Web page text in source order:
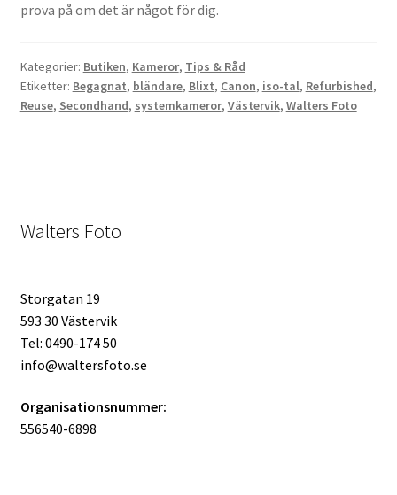
Step-ringar
DVD/CD/Tape
Minneskort
Batterier för Canon
Batterier för Nikon
Batterier övriga
prova på om det är något för dig.
Kategorier: Butiken, Kameror, Tips & Råd
Etiketter: Begagnat, bländare, Blixt, Canon, iso-tal, Refurbished,
Reuse, Secondhand, systemkameror, Västervik, Walters Foto
Walters Foto
Storgatan 19
593 30 Västervik
Tel: 0490-174 50
info@waltersfoto.se
Organisationsnummer:
556540-6898